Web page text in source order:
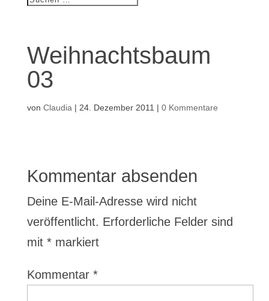
Weihnachtsbaum
03
von Claudia | 24. Dezember 2011 | 0 Kommentare
Kommentar absenden
Deine E-Mail-Adresse wird nicht
veröffentlicht. Erforderliche Felder sind
mit *markiert
Kommentar *